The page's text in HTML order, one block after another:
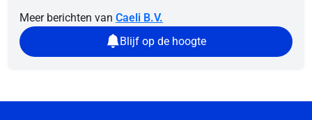
Meer berichten van Caeli B.V.
Blijf op de hoogte